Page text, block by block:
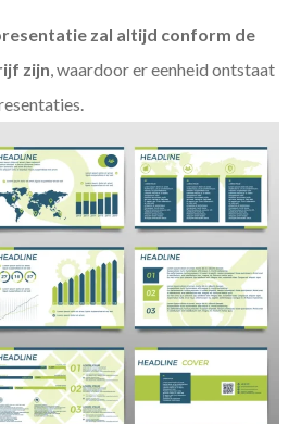
zal altijd conform de
zijn, waardoor er eenheid ontstaat